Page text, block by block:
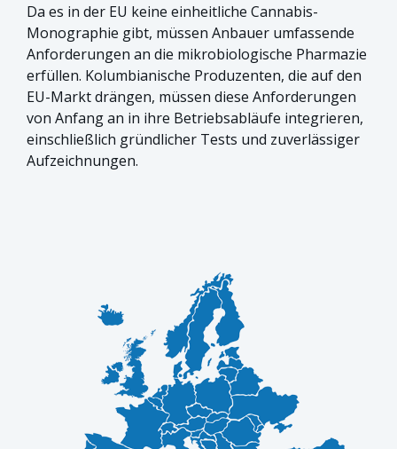
Da es in der EU keine einheitliche Cannabis-
Monographie gibt, müssen Anbauer umfassende
Anforderungen an die mikrobiologische Pharmazie
erfüllen. Kolumbianische Produzenten, die auf den
EU-Markt drängen, müssen diese Anforderungen
von Anfang an in ihre Betriebsabläufe integrieren,
einschließlich gründlicher Tests und zuverlässiger
Aufzeichnungen.